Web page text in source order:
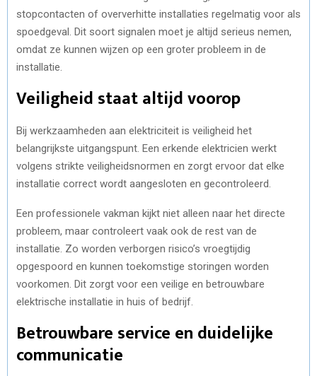
stopcontacten of oververhitte installaties regelmatig voor als
spoedgeval. Dit soort signalen moet je altijd serieus nemen,
omdat ze kunnen wijzen op een groter probleem in de
installatie.
Veiligheid staat altijd voorop
Bij werkzaamheden aan elektriciteit is veiligheid het
belangrijkste uitgangspunt. Een erkende elektricien werkt
volgens strikte veiligheidsnormen en zorgt ervoor dat elke
installatie correct wordt aangesloten en gecontroleerd.
Een professionele vakman kijkt niet alleen naar het directe
probleem, maar controleert vaak ook de rest van de
installatie. Zo worden verborgen risico’s vroegtijdig
opgespoord en kunnen toekomstige storingen worden
voorkomen. Dit zorgt voor een veilige en betrouwbare
elektrische installatie in huis of bedrijf.
Betrouwbare service en duidelijke
communicatie